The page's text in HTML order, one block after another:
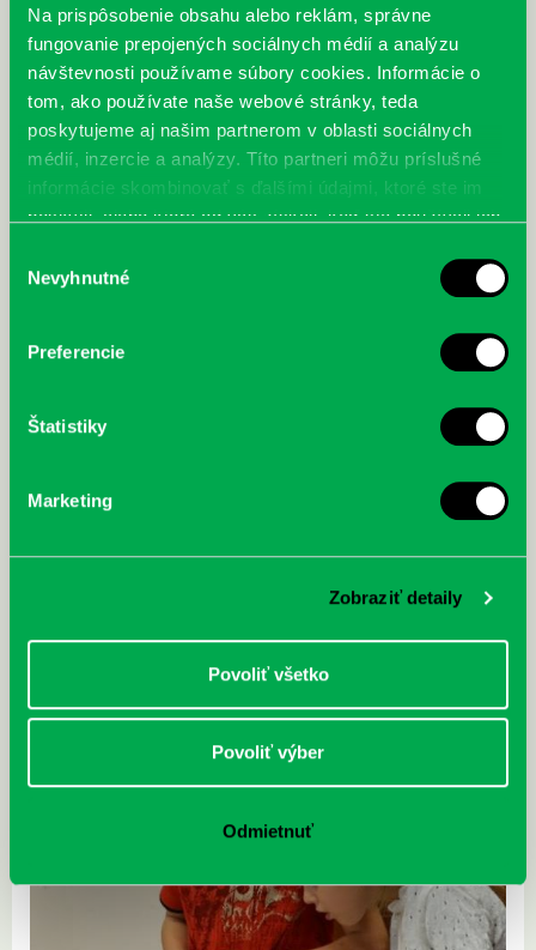
Na prispôsobenie obsahu alebo reklám, správne
fungovanie prepojených sociálnych médií a analýzu
návštevnosti používame súbory cookies. Informácie o
tom, ako používate naše webové stránky, teda
poskytujeme aj našim partnerom v oblasti sociálnych
médií, inzercie a analýzy. Títo partneri môžu príslušné
informácie skombinovať s ďalšími údajmi, ktoré ste im
poskytli, alebo ktoré od vás získali, keď ste používali ich
súhlasu
Nevyhnutné
Preferencie
Štatistiky
Marketing
Zobraziť detaily
Povoliť všetko
Povoliť výber
Odmietnuť